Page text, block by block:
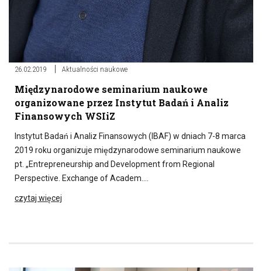
26.02.2019 Aktualności naukowe
Międzynarodowe seminarium naukowe
organizowane przez Instytut Badań i Analiz
Finansowych WSIiZ
Instytut Badań i Analiz Finansowych (IBAF) w dniach 7-8 marca
2019 roku organizuje międzynarodowe seminarium naukowe
pt. „Entrepreneurship and Development from Regional
Perspective. Exchange of Academ….
czytaj więcej